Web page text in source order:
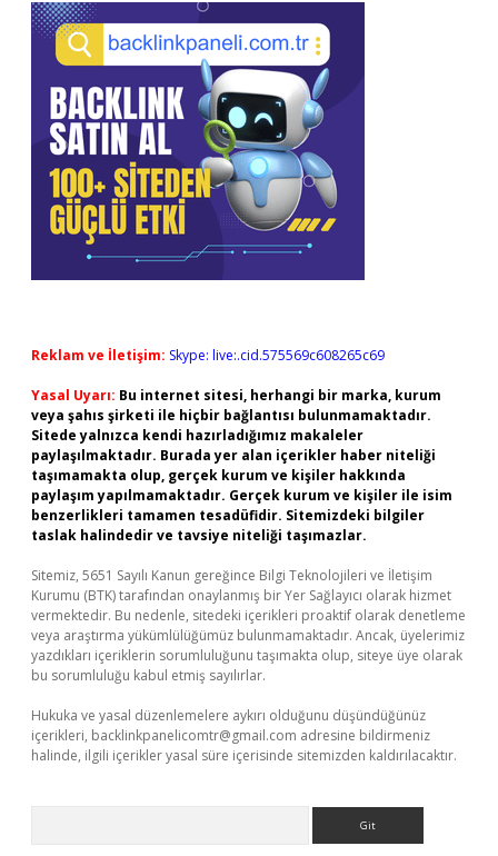
Reklam ve İletişim: Skype: live:.cid.575569c608265c69
Yasal Uyarı: Bu internet sitesi, herhangi bir marka, kurum
veya şahıs şirketi ile hiçbir bağlantısı bulunmamaktadır.
Sitede yalnızca kendi hazırladığımız makaleler
paylaşılmaktadır. Burada yer alan içerikler haber niteliği
taşımamakta olup, gerçek kurum ve kişiler hakkında
paylaşım yapılmamaktadır. Gerçek kurum ve kişiler ile isim
benzerlikleri tamamen tesadüfidir. Sitemizdeki bilgiler
taslak halindedir ve tavsiye niteliği taşımazlar.
Sitemiz, 5651 Sayılı Kanun gereğince Bilgi Teknolojileri ve İletişim
Kurumu (BTK) tarafından onaylanmış bir Yer Sağlayıcı olarak hizmet
vermektedir. Bu nedenle, sitedeki içerikleri proaktif olarak denetleme
veya araştırma yükümlülüğümüz bulunmamaktadır. Ancak, üyelerimiz
yazdıkları içeriklerin sorumluluğunu taşımakta olup, siteye üye olarak
bu sorumluluğu kabul etmiş sayılırlar.
Hukuka ve yasal düzenlemelere aykırı olduğunu düşündüğünüz
içerikleri, backlinkpanelicomtr@gmail.com adresine bildirmeniz
halinde, ilgili içerikler yasal süre içerisinde sitemizden kaldırılacaktır.